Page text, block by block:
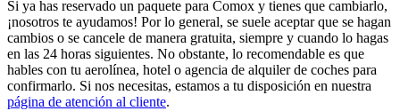
Si ya has reservado un paquete para Comox y tienes que cambiarlo,
¡nosotros te ayudamos! Por lo general, se suele aceptar que se hagan
cambios o se cancele de manera gratuita, siempre y cuando lo hagas
en las 24 horas siguientes. No obstante, lo recomendable es que
hables con tu aerolínea, hotel o agencia de alquiler de coches para
confirmarlo. Si nos necesitas, estamos a tu disposición en nuestra
página de atención al cliente.